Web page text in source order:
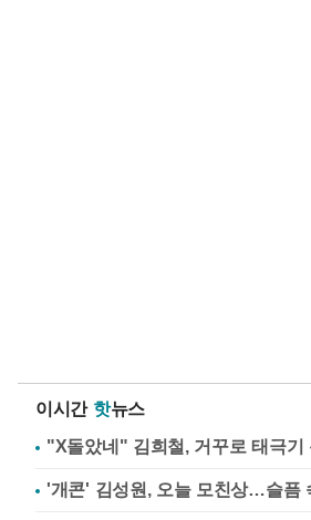
이시간 핫뉴스
"X돌았네" 김희철, 거꾸로 태극
'개콘' 김성원, 오늘 모친상…슬픔